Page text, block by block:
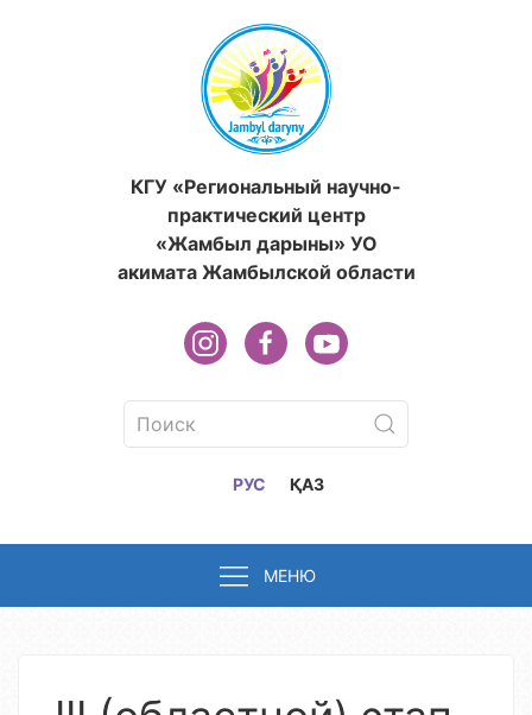
КГУ «Региональный научно-
практический центр
«Жамбыл дарыны» УО
акимата Жамбылской области
РУС ҚАЗ
МЕНЮ